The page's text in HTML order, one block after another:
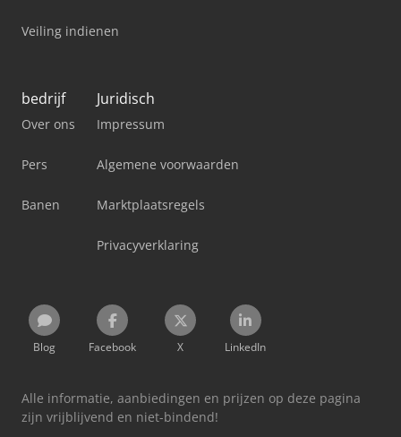
Veiling indienen
bedrijf
Over ons
Pers
Banen
Juridisch
Impressum
Algemene voorwaarden
Marktplaatsregels
Privacyverklaring
Blog Facebook X LinkedIn
Alle informatie, aanbiedingen en prijzen op deze pagina
zijn vrijblijvend en niet-bindend!